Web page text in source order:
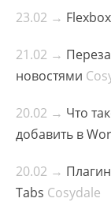
23.02 →
21.02 →
новостями
20.02 → Что
добавить в
20.02 →
Tabs Cosydale